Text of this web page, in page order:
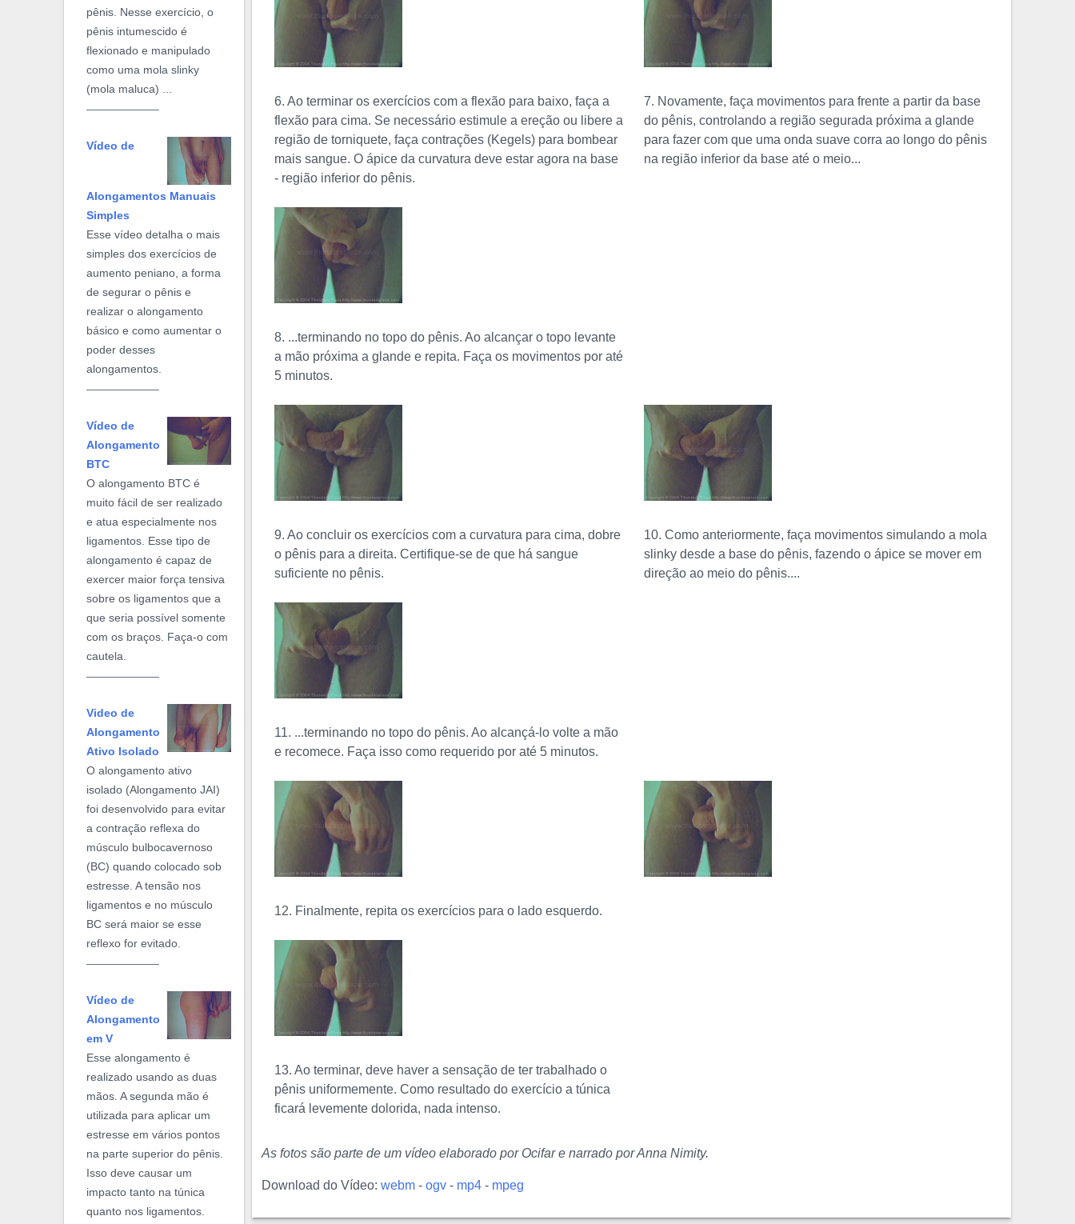
pênis. Nesse exercício, o
pênis intumescido é
flexionado e manipulado
como uma mola slinky
(mola maluca) ...
Vídeo de
Alongamentos Manuais
Simples
Esse vídeo detalha o mais
simples dos exercícios de
aumento peniano, a forma
de segurar o pênis e
realizar o alongamento
básico e como aumentar o
poder desses
alongamentos.
Vídeo de
Alongamento
BTC
O alongamento BTC é
muito fácil de ser realizado
e atua especialmente nos
ligamentos. Esse tipo de
alongamento é capaz de
exercer maior força tensiva
sobre os ligamentos que a
que seria possível somente
com os braços. Faça-o com
cautela.
Video de
Alongamento
Ativo Isolado
O alongamento ativo
isolado (Alongamento JAI)
foi desenvolvido para evitar
a contração reflexa do
músculo bulbocavernoso
(BC) quando colocado sob
estresse. A tensão nos
ligamentos e no músculo
BC será maior se esse
reflexo for evitado.
Vídeo de
Alongamento
em V
Esse alongamento é
realizado usando as duas
mãos. A segunda mão é
utilizada para aplicar um
estresse em vários pontos
na parte superior do pênis.
Isso deve causar um
impacto tanto na túnica
quanto nos ligamentos.
6. Ao terminar os exercícios com a flexão para baixo, faça a
flexão para cima. Se necessário estimule a ereção ou libere a
região de torniquete, faça contrações (Kegels) para bombear
mais sangue. O ápice da curvatura deve estar agora na base
- região inferior do pênis.
7. Novamente, faça movimentos para frente a partir da base
do pênis, controlando a região segurada próxima a glande
para fazer com que uma onda suave corra ao longo do pênis
na região inferior da base até o meio...
8. ...terminando no topo do pênis. Ao alcançar o topo levante
a mão próxima a glande e repita. Faça os movimentos por até
5 minutos.
9. Ao concluir os exercícios com a curvatura para cima, dobre
o pênis para a direita. Certifique-se de que há sangue
suficiente no pênis.
10. Como anteriormente, faça movimentos simulando a mola
slinky desde a base do pênis, fazendo o ápice se mover em
direção ao meio do pênis....
11. ...terminando no topo do pênis. Ao alcançá-lo volte a mão
e recomece. Faça isso como requerido por até 5 minutos.
12. Finalmente, repita os exercícios para o lado esquerdo.
13. Ao terminar, deve haver a sensação de ter trabalhado o
pênis uniformemente. Como resultado do exercício a túnica
ficará levemente dolorida, nada intenso.
As fotos são parte de um vídeo elaborado por Ocifar e narrado por Anna Nimity.
Download do Vídeo:webm -ogv - mp4 - mpeg